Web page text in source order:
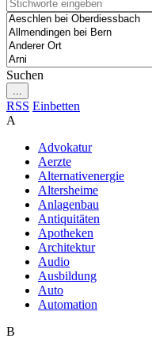
Suchen
RSS Einbetten
A
Advokatur
Aerzte
Alternativenergie
Altersheime
Anlagenbau
Antiquitäten
Apotheken
Architektur
Audio
Ausbildung
Auto
Automation
B